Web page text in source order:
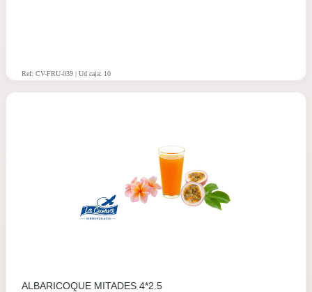
Ref: CV-FRU-039 | Ud caja: 10
ALBARICOQUE MITADES 4*2.5